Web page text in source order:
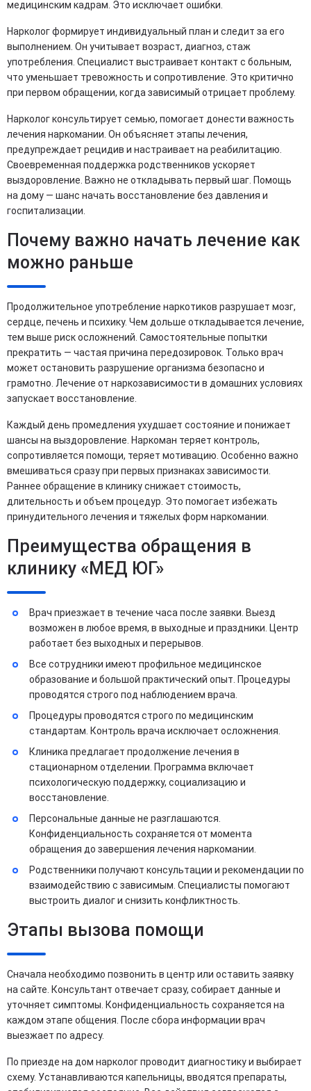
медицинским кадрам. Это исключает ошибки.
Нарколог формирует индивидуальный план и следит за его
выполнением. Он учитывает возраст, диагноз, стаж
употребления. Специалист выстраивает контакт с больным,
что уменьшает тревожность и сопротивление. Это критично
при первом обращении, когда зависимый отрицает проблему.
Нарколог консультирует семью, помогает донести важность
лечения наркомании. Он объясняет этапы лечения,
предупреждает рецидив и настраивает на реабилитацию.
Своевременная поддержка родственников ускоряет
выздоровление. Важно не откладывать первый шаг. Помощь
на дому — шанс начать восстановление без давления и
госпитализации.
Почему важно начать лечение как
можно раньше
Продолжительное употребление наркотиков разрушает мозг,
сердце, печень и психику. Чем дольше откладывается лечение,
тем выше риск осложнений. Самостоятельные попытки
прекратить — частая причина передозировок. Только врач
может остановить разрушение организма безопасно и
грамотно. Лечение от наркозависимости в домашних условиях
запускает восстановление.
Каждый день промедления ухудшает состояние и понижает
шансы на выздоровление. Наркоман теряет контроль,
сопротивляется помощи, теряет мотивацию. Особенно важно
вмешиваться сразу при первых признаках зависимости.
Раннее обращение в клинику снижает стоимость,
длительность и объем процедур. Это помогает избежать
принудительного лечения и тяжелых форм наркомании.
Преимущества обращения в
клинику «МЕД ЮГ»
Врач приезжает в течение часа после заявки. Выезд
возможен в любое время, в выходные и праздники. Центр
работает без выходных и перерывов.
Все сотрудники имеют профильное медицинское
образование и большой практический опыт. Процедуры
проводятся строго под наблюдением врача.
Процедуры проводятся строго по медицинским
стандартам. Контроль врача исключает осложнения.
Клиника предлагает продолжение лечения в
стационарном отделении. Программа включает
психологическую поддержку, социализацию и
восстановление.
Персональные данные не разглашаются.
Конфиденциальность сохраняется от момента
обращения до завершения лечения наркомании.
Родственники получают консультации и рекомендации по
взаимодействию с зависимым. Специалисты помогают
выстроить диалог и снизить конфликтность.
Этапы вызова помощи
Сначала необходимо позвонить в центр или оставить заявку
на сайте. Консультант отвечает сразу, собирает данные и
уточняет симптомы. Конфиденциальность сохраняется на
каждом этапе общения. После сбора информации врач
выезжает по адресу.
По приезде на дом нарколог проводит диагностику и выбирает
схему. Устанавливаются капельницы, вводятся препараты,